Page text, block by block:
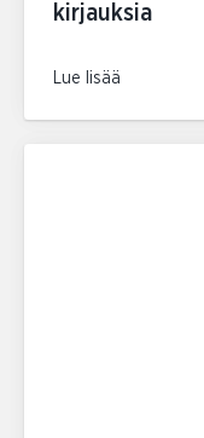
kirjauksia
Lue lisää